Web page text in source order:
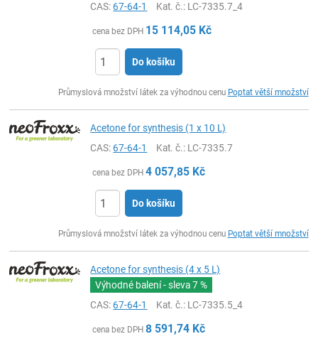
CAS:67-64-1 Kat. č.: LC-7335.7_4
cena bez DPH 15 114,05 Kč
Do košíku
Průmyslová množství látek za výhodnou cenu Poptat větší množství
Acetone for synthesis (1 x 10 L)
CAS:67-64-1 Kat. č.: LC-7335.7
cena bez DPH 4 057,85 Kč
Do košíku
Průmyslová množství látek za výhodnou cenu Poptat větší množství
Acetone for synthesis (4 x 5 L)
Výhodné balení - sleva7 %
CAS:67-64-1 Kat. č.: LC-7335.5_4
cena bez DPH 8 591,74 Kč